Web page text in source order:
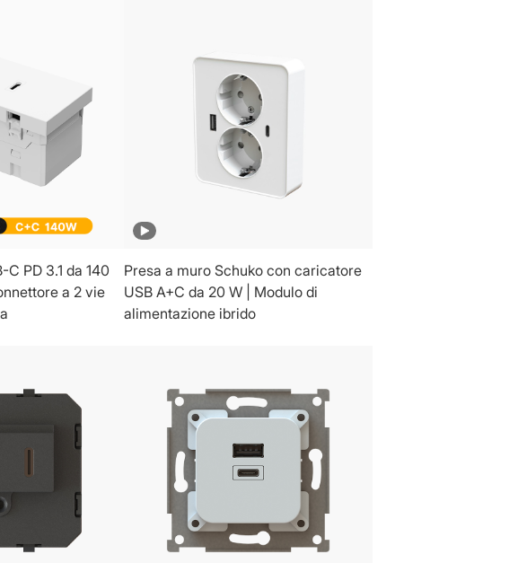
PD 3.1 da 140
a 2 vie
Presa a muro Schuko con caricatore
USB A+C da 20 W | Modulo di
alimentazione ibrido